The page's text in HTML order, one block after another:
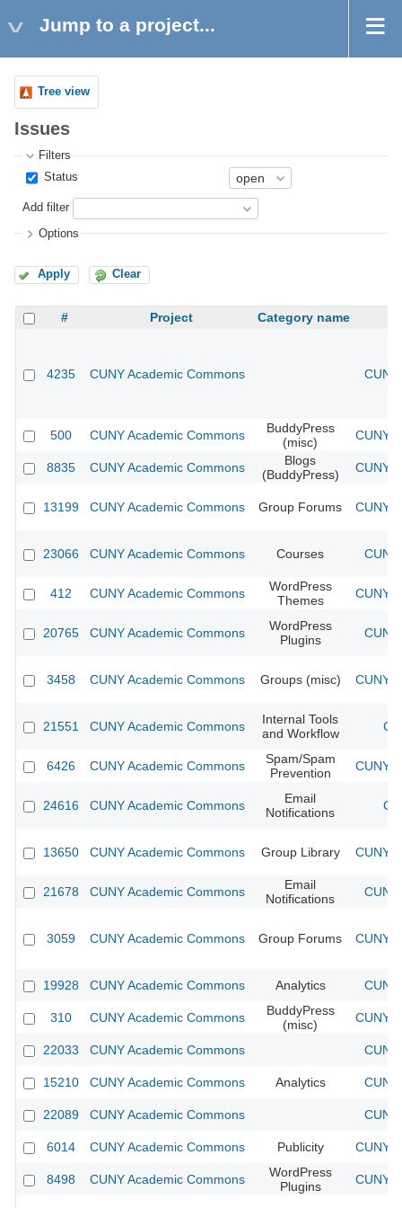
Jump to a project...
Tree view
Issues
Filters
Status
Add filter
Options
Apply Clear
# Project Category name
4235 CUNY Academic Commons
500 CUNY Academic Commons
BuddyPress
(misc)
CUNY
8835 CUNY Academic Commons
Blogs
(BuddyPress)
CUNY
13199 CUNY Academic Commons Group Forums CUNY
23066 CUNY Academic Commons Courses
412 CUNY Academic Commons
WordPress
Themes
CUNY
20765 CUNY Academic Commons
WordPress
Plugins
3458 CUNY Academic Commons Groups (misc) CUNY
21551 CUNY Academic Commons
Internal Tools
and Workflow
6426 CUNY Academic Commons
Spam/Spam
Prevention
CUNY
24616 CUNY Academic Commons
Email
Notifications
13650 CUNY Academic Commons Group Library CUNY
21678 CUNY Academic Commons
Email
Notifications
3059 CUNY Academic Commons Group Forums CUNY
19928 CUNY Academic Commons Analytics
310 CUNY Academic Commons
BuddyPress
(misc)
CUNY
22033 CUNY Academic Commons
15210 CUNY Academic Commons Analytics
22089 CUNY Academic Commons
6014 CUNY Academic Commons Publicity CUNY
8498 CUNY Academic Commons
WordPress
Plugins
CUNY